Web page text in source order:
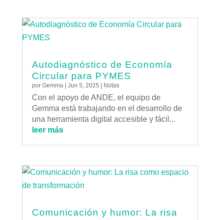
Autodiagnóstico de Economía
Circular para PYMES
por Gemma| Jun 5, 2025 | Notas
Con el apoyo de ANDE, el equipo de
Gemma está trabajando en el desarrollo de
una herramienta digital accesible y fácil...
leer más
Comunicación y humor: La risa